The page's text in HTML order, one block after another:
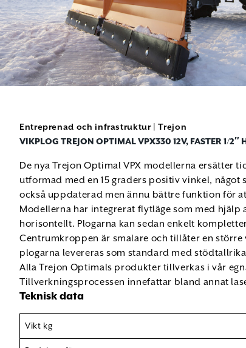
Entreprenad och infrastruktur|Trejon
VIKPLOG TREJON OPTIMAL VPX330 12V, FASTER 1/2″
De nya Trejon Optimal VPX modellerna ersätter
utformad med en 15 graders positiv vinkel,
också uppdaterad men ännu bättre funktion för
Modellerna har integrerat flytläge som med
horisontellt. Plogarna kan sedan enkelt
Centrumkroppen är smalare och tillåter en
plogarna levereras som standard med
Alla Trejon Optimals produkter tillverkas i vår
Tillverkningsprocessen innefattar bland annat
Teknisk data
Vikt kg